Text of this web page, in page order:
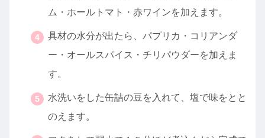
ム・ホールトマト・赤ワインを加えます。
具材の水分が出たら、パプリカ・コリアンダ
ー・オールスパイス・チリパウダーを加えま
す。
水洗いをした缶詰の豆を入れて、塩で味をとと
のえます。